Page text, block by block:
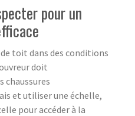
pour un
toit dans des conditions
doit
et utiliser une échelle,
pour accéder à la